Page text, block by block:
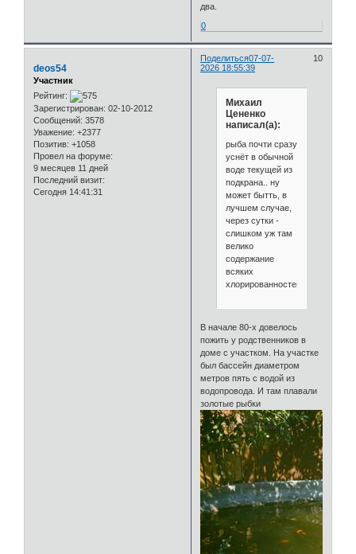
два.
0
Поделиться 10
07-07-
2026 18:55:39
deos54
Участник
Рейтинг:
Зарегистрирован: 02-10-2012
Сообщений: 3578
Уважение: +2377
Позитив: +1058
Провел на форуме:
9 месяцев 11 дней
Последний визит:
Сегодня 14:41:31
Михаил
Цененко
написал(а):
рыба почти сразу
уснёт в обычной
воде текущей из
подкрана.. ну
может бытть, в
лучшем случае,
через сутки -
слишком уж там
велико
содержание
всяких
хлорированностей.
В начале 80-х довелось
пожить у родственников в
доме с участком. На участке
был бассейн диаметром
метров пять с водой из
водопровода. И там плавали
золотые рыбки